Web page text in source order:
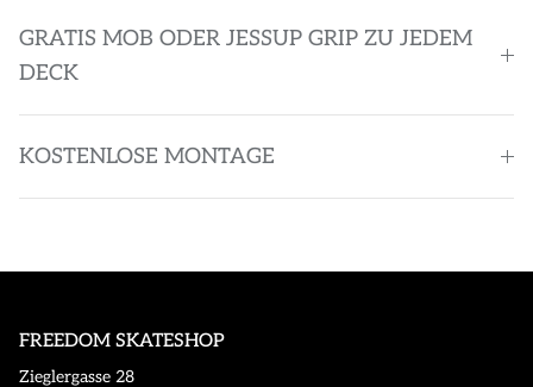
GRATIS MOB ODER JESSUP GRIP ZU JEDEM
DECK
KOSTENLOSE MONTAGE
FREEDOM SKATESHOP
Zieglergasse 28